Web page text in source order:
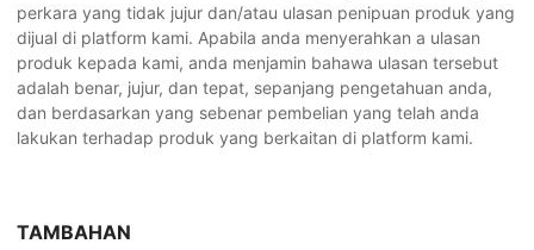
perkara yang tidak jujur dan/atau ulasan penipuan produk yang
dijual di platform kami. Apabila anda menyerahkan a ulasan
produk kepada kami, anda menjamin bahawa ulasan tersebut
adalah benar, jujur, dan tepat, sepanjang pengetahuan anda,
dan berdasarkan yang sebenar pembelian yang telah anda
lakukan terhadap produk yang berkaitan di platform kami.
TAMBAHAN